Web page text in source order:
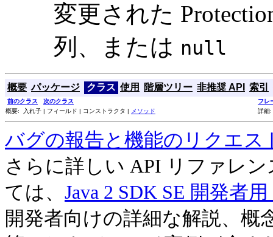
変更された
列、または null
概要 パッケージ クラス 使用 階層ツリー 非推奨 API 索引
前のクラス 次のクラス
フレ
概要: 入れ子 | フィールド | コンストラクタ | メソッド 詳細
バグの報告と機能のリクエス
さらに詳しい API リファレ
ては、 Java 2 SDK SE 開発者
開発者向けの詳細な解説、概